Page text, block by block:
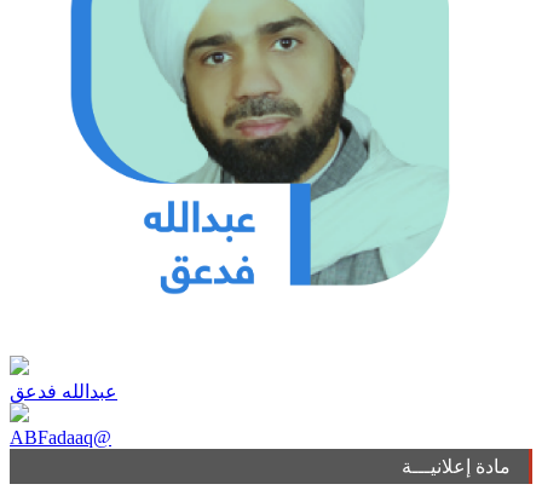
عبدالله فدعق
ABFadaaq@
مادة إعلانيـــة